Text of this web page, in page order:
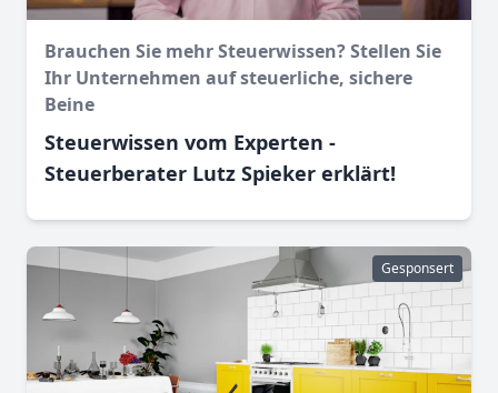
Brauchen Sie mehr Steuerwissen? Stellen Sie
Ihr Unternehmen auf steuerliche, sichere
Beine
Steuerwissen vom Experten -
Steuerberater Lutz Spieker erklärt!
Gesponsert